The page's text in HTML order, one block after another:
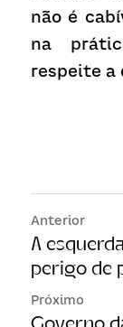
não é
na
respeite a
Anterior
A
perigo de
Próximo